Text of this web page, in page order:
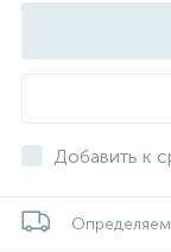
Добавить к